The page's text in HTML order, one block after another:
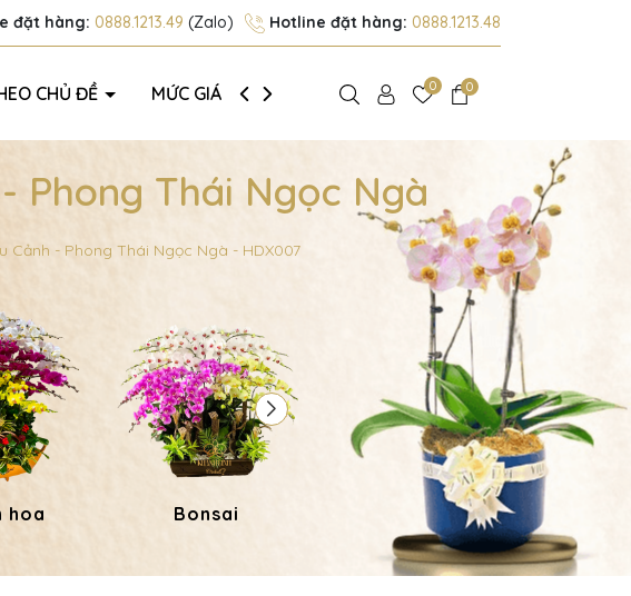
đặt hàng: 0888.1213.49 (Zalo) Hotline đặt hàng: 0888.1213.48
CHỦ ĐỀ MỨC GIÁ GIỚI THIỆU 0 0
Phong Thái Ngọc Ngà
Cảnh - Phong Thái Ngọc Ngà - HDX007
hoa Bonsai Hoa Dâng Phật